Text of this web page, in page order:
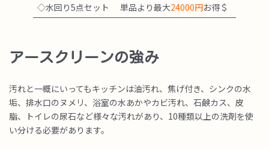
◇水回り5点セット
単品より最大24000円お得＄
アースクリーンの強み
汚れと一概にいってもキッチンは油汚れ、焦げ付き、シンクの水
垢、排水口のヌメリ、浴室の水あかやカビ汚れ、石鹸カス、皮
脂、トイレの尿石など様々な汚れがあり、10種類以上の洗剤を使
い分ける必要があります。